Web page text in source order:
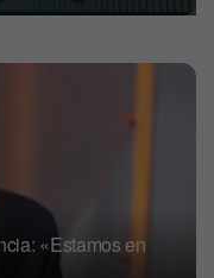
«Estamos en